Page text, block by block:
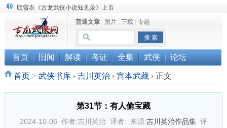
顾雪衣《古龙武侠小说知见录》上市
“武侠书库”查缺补漏活动圆满结束
《古龙小说原貌探究》修订版已上市
普通文章| 图片| 下载| 专题
首页 旧闻 解读 考证 全集 武侠 论坛
首页> 武侠书库 › 吉川英治 › 宫本武藏 ›正文
第31节：有人偷宝藏
2024-10-06 作者:吉川英治 译者: 来源:吉川英治作品集评